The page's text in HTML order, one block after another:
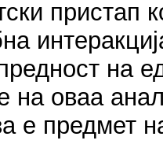
пристап
на
на оваа
е предмет